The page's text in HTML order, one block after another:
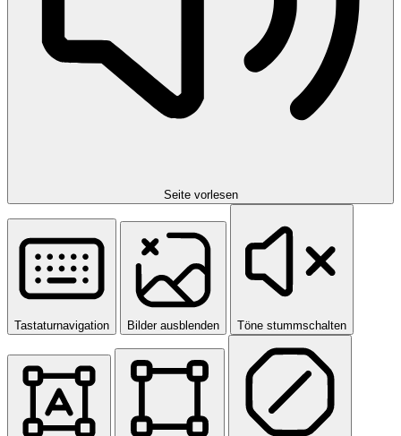
Seite vorlesen
Tastaturnavigation Bilder ausblenden Töne stummschalten